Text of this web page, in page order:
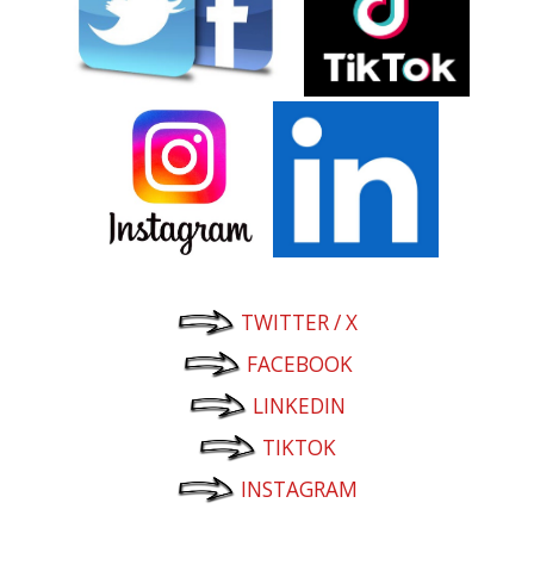
TWITTER / X
FACEBOOK
LINKEDIN
TIKTOK
INSTAGRAM